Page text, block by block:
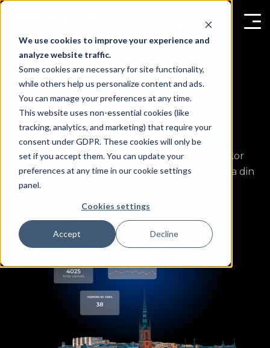
We use cookies to improve your experience and
analyze website traffic.
Some cookies are necessary for site functionality,
while others help us personalize content and ads.
You can manage your preferences at any time.
This website uses non-essential cookies (like
tracking, analytics, and marketing) that require your
consent under GDPR. These cookies will only be
set if you accept them. You can update your
preferences at any time in our cookie settings
panel.
Cookies settings
Accept Decline
Bli en smart stad redo
för framtiden
Från analys av fotgängare till hantering av
folkmassor - vår lösning för räkning av människor
och kundströmsanalys är nyckeln till att frigöra din
smarta stads verkliga potential.
Se demo